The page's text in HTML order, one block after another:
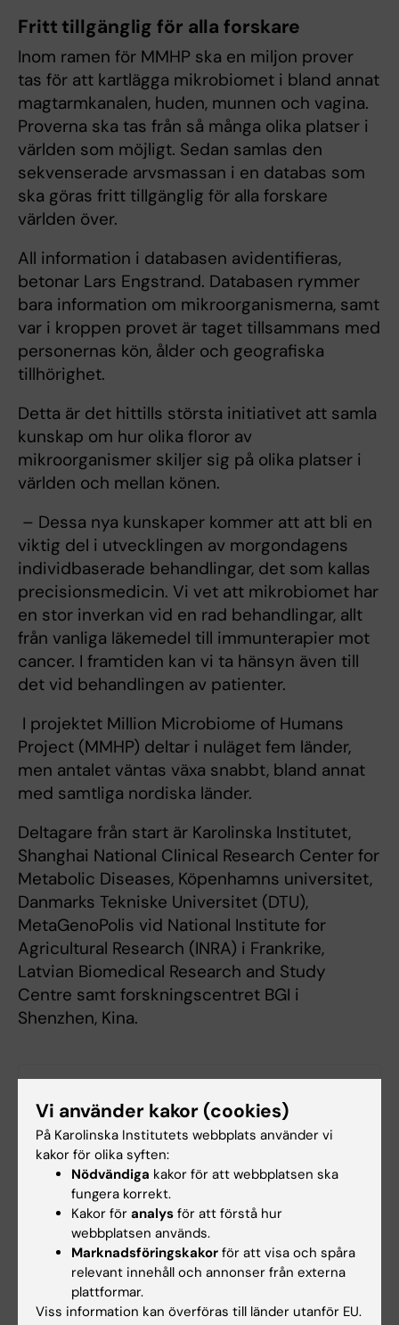
Fritt tillgänglig för alla forskare
Inom ramen för MMHP ska en miljon prover
tas för att kartlägga mikrobiomet i bland annat
magtarmkanalen, huden, munnen och vagina.
Proverna ska tas från så många olika platser i
världen som möjligt. Sedan samlas den
sekvenserade arvsmassan i en databas som
ska göras fritt tillgänglig för alla forskare
världen över.
All information i databasen avidentifieras,
betonar Lars Engstrand. Databasen rymmer
bara information om mikroorganismerna, samt
var i kroppen provet är taget tillsammans med
personernas kön, ålder och geografiska
tillhörighet.
Detta är det hittills största initiativet att samla
kunskap om hur olika floror av
mikroorganismer skiljer sig på olika platser i
världen och mellan könen.
– Dessa nya kunskaper kommer att att bli en
viktig del i utvecklingen av morgondagens
individbaserade behandlingar, det som kallas
precisionsmedicin. Vi vet att mikrobiomet har
en stor inverkan vid en rad behandlingar, allt
från vanliga läkemedel till immunterapier mot
cancer. I framtiden kan vi ta hänsyn även till
det vid behandlingen av patienter.
I projektet Million Microbiome of Humans
Project (MMHP) deltar i nuläget fem länder,
men antalet väntas växa snabbt, bland annat
med samtliga nordiska länder.
Deltagare från start är Karolinska Institutet,
Shanghai National Clinical Research Center for
Metabolic Diseases, Köpenhamns universitet,
Danmarks Tekniske Universitet (DTU),
MetaGenoPolis vid National Institute for
Agricultural Research (INRA) i Frankrike,
Latvian Biomedical Research and Study
Centre samt forskningscentret BGI i
Shenzhen, Kina.
Pressmeddelande från MGI
Centrum för Translationell Mikrobiomforskning
(CTMR) - information på engelska
Mikrobiologi
Vi använder kakor (cookies)
På Karolinska Institutets webbplats använder vi
kakor för olika syften:
Nödvändiga kakor för att webbplatsen ska
fungera korrekt.
Kakor för analys för att förstå hur
webbplatsen används.
Marknadsföringskakor för att visa och spåra
relevant innehåll och annonser från externa
plattformar.
Viss information kan överföras till länder utanför EU.